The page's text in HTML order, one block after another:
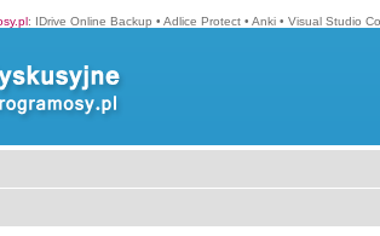
: IDrive Online Backup • Adlice Protect • Anki • Visual Studio